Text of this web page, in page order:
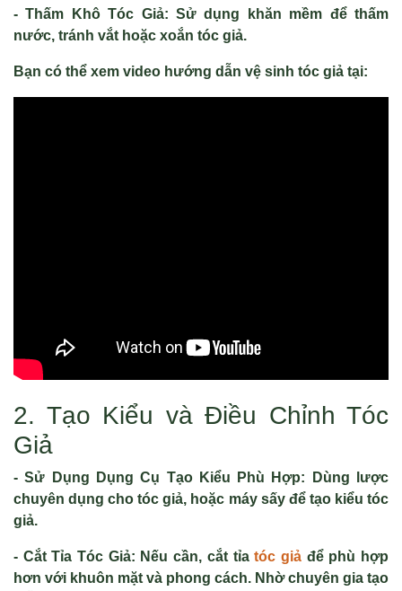
- Thấm Khô Tóc Giả: Sử dụng khăn mềm để thấm
nước, tránh vắt hoặc xoắn tóc giả.
Bạn có thể xem video hướng dẫn vệ sinh tóc giả tại:
2. Tạo Kiểu và Điều Chỉnh Tóc
Giả
- Sử Dụng Dụng Cụ Tạo Kiểu Phù Hợp: Dùng lược
chuyên dụng cho tóc giả, hoặc máy sấy để tạo kiểu tóc
giả.
- Cắt Tỉa Tóc Giả: Nếu cần, cắt tỉatóc giảđể phù hợp
hơn với khuôn mặt và phong cách. Nhờ chuyên gia tạo